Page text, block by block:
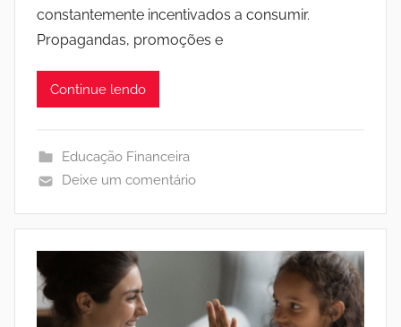
constantemente incentivados a consumir.
Propagandas, promoções e
Continue lendo
Educação Financeira
Deixe um comentário